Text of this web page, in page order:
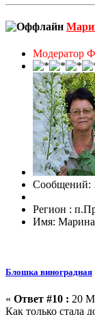
Модератор
Сообщений:
Регион :
Имя: Марина
Блошка виноградная
« Ответ #10 : 20
Как только стала